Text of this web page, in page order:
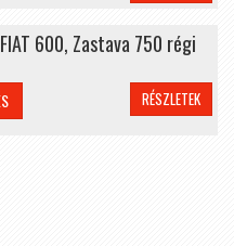
600, Zastava 750 régi
RÉSZLETEK